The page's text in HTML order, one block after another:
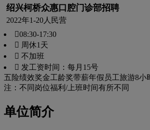
绍兴柯桥众惠口腔门诊部招聘
2022年1-20人 民营
08:30-17:30
 周休1天
 不加班
 发工资时间：每月15号
五险绩效奖金工龄奖带薪年假 员工旅游8小
注：不同岗位福利/上班时间有所不同
单位简介